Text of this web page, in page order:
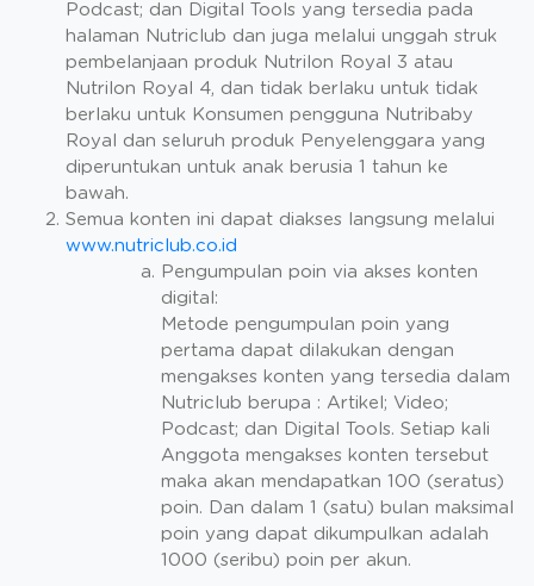
Podcast; dan Digital Tools yang tersedia pada
halaman Nutriclub dan juga melalui unggah struk
pembelanjaan produk Nutrilon Royal 3 atau
Nutrilon Royal 4, dan tidak berlaku untuk tidak
berlaku untuk Konsumen pengguna Nutribaby
Royal dan seluruh produk Penyelenggara yang
diperuntukan untuk anak berusia 1 tahun ke
bawah.
Semua konten ini dapat diakses langsung melalui
www.nutriclub.co.id
Pengumpulan poin via akses konten
digital:
Metode pengumpulan poin yang
pertama dapat dilakukan dengan
mengakses konten yang tersedia dalam
Nutriclub berupa : Artikel; Video;
Podcast; dan Digital Tools. Setiap kali
Anggota mengakses konten tersebut
maka akan mendapatkan 100 (seratus)
poin. Dan dalam 1 (satu) bulan maksimal
poin yang dapat dikumpulkan adalah
1000 (seribu) poin per akun.